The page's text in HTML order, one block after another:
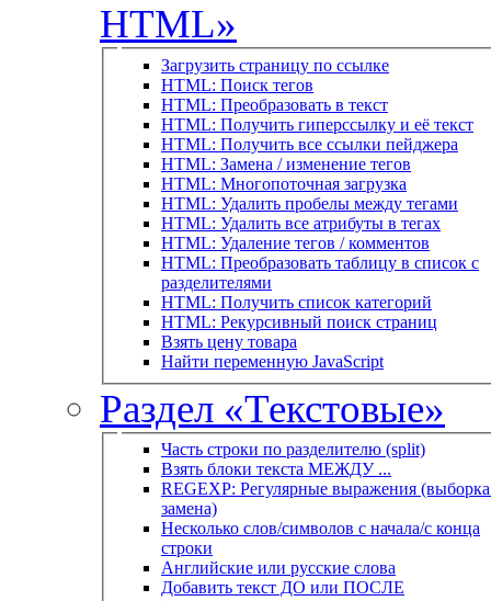
HTML»
Загрузить страницу по ссылке
HTML: Поиск тегов
HTML: Преобразовать в текст
HTML: Получить гиперссылку и её текст
HTML: Получить все ссылки пейджера
HTML: Замена / изменение тегов
HTML: Многопоточная загрузка
HTML: Удалить пробелы между тегами
HTML: Удалить все атрибуты в тегах
HTML: Удаление тегов / комментов
HTML: Преобразовать таблицу в список с
разделителями
HTML: Получить список категорий
HTML: Рекурсивный поиск страниц
Взять цену товара
Найти переменную JavaScript
Раздел «Текстовые»
Часть строки по разделителю (split)
Взять блоки текста МЕЖДУ ...
REGEXP: Регулярные выражения
замена)
Несколько слов/символов с начала/с конца
строки
Английские или русские слова
Добавить текст ДО или ПОСЛЕ